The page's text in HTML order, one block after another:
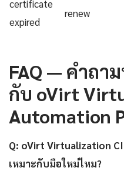
certificate
expired
renew
FAQ — คำถา
กับ oVirt
Automation
Q: oVirt Virtualization
เหมาะกับมือใหม่ไหม?